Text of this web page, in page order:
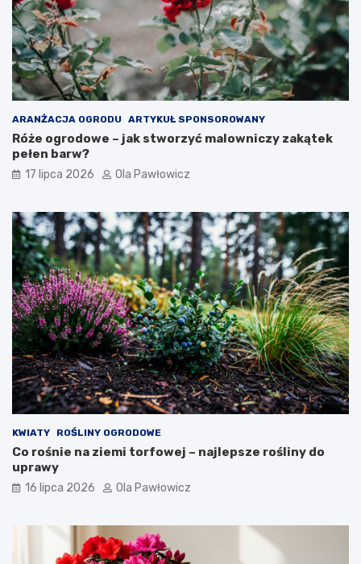
ARANŻACJA OGRODU ARTYKUŁ SPONSOROWANY
Róże ogrodowe – jak stworzyć malowniczy zakątek
pełen barw?
17 lipca 2026 Ola Pawłowicz
KWIATY ROŚLINY OGRODOWE
Co rośnie na ziemi torfowej – najlepsze rośliny do
uprawy
16 lipca 2026 Ola Pawłowicz